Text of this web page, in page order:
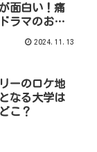
面白い！痛
ラマのおす
2024.11.13
ーのロケ地
なる大学は
こ？